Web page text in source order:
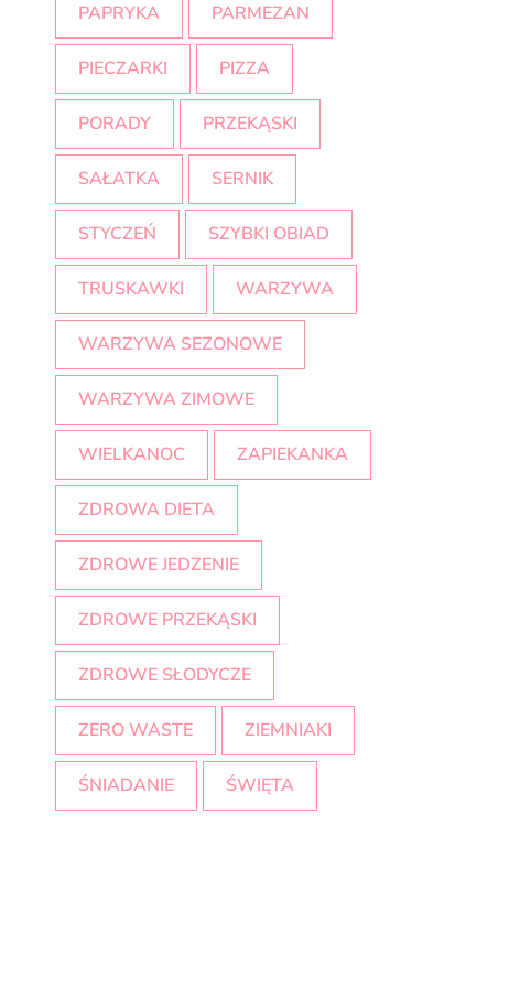
PAPRYKA PARMEZAN
PIECZARKI PIZZA
PORADY PRZEKĄSKI
SAŁATKA SERNIK
STYCZEŃ SZYBKI OBIAD
TRUSKAWKI WARZYWA
WARZYWA SEZONOWE
WARZYWA ZIMOWE
WIELKANOC ZAPIEKANKA
ZDROWA DIETA
ZDROWE JEDZENIE
ZDROWE PRZEKĄSKI
ZDROWE SŁODYCZE
ZERO WASTE ZIEMNIAKI
ŚNIADANIE ŚWIĘTA